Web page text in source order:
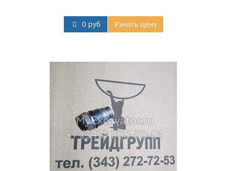
0 руб Узнать цену